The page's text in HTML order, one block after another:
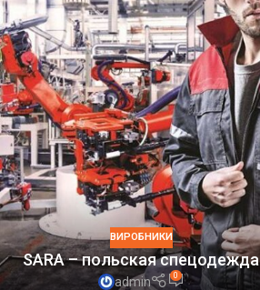
ВИРОБНИКИ
SARA – польская спецодежда
admin 0